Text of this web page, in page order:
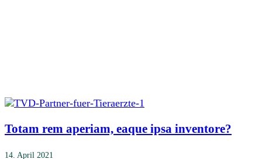
Totam rem aperiam, eaque ipsa inventore?
14. April 2021